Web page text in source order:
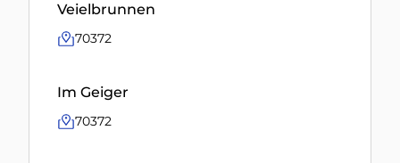
Veielbrunnen
70372
Im Geiger
70372